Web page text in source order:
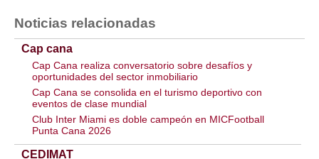
Noticias relacionadas
Cap cana
Cap Cana realiza conversatorio sobre desafíos y
oportunidades del sector inmobiliario
Cap Cana se consolida en el turismo deportivo con
eventos de clase mundial
Club Inter Miami es doble campeón en MICFootball
Punta Cana 2026
CEDIMAT